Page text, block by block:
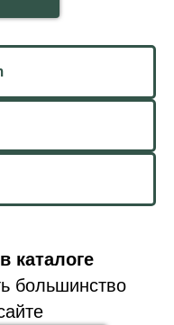
каталоге
большинство